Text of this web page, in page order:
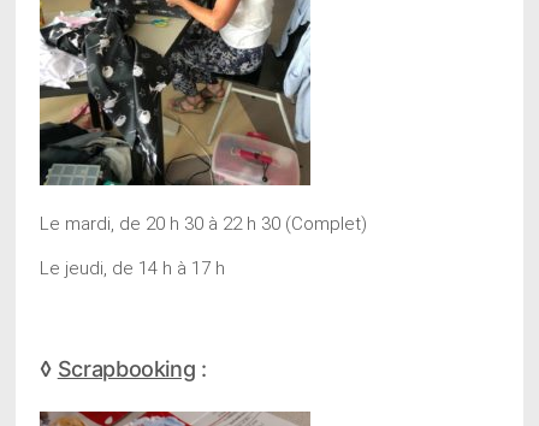
Le mardi, de 20 h 30 à 22 h 30 (Complet)
Le jeudi, de 14 h à 17 h
◊ Scrapbooking :